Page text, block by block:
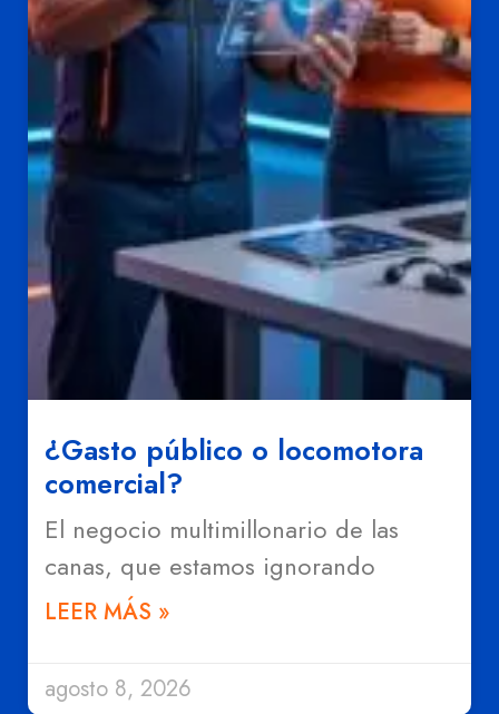
¿Gasto público o locomotora
comercial?
El negocio multimillonario de las
canas, que estamos ignorando
LEER MÁS »
agosto 8, 2026